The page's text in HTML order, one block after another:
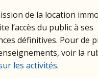
de la location
l’accès du public à ses
définitives. Pour de
voir la
les activités.